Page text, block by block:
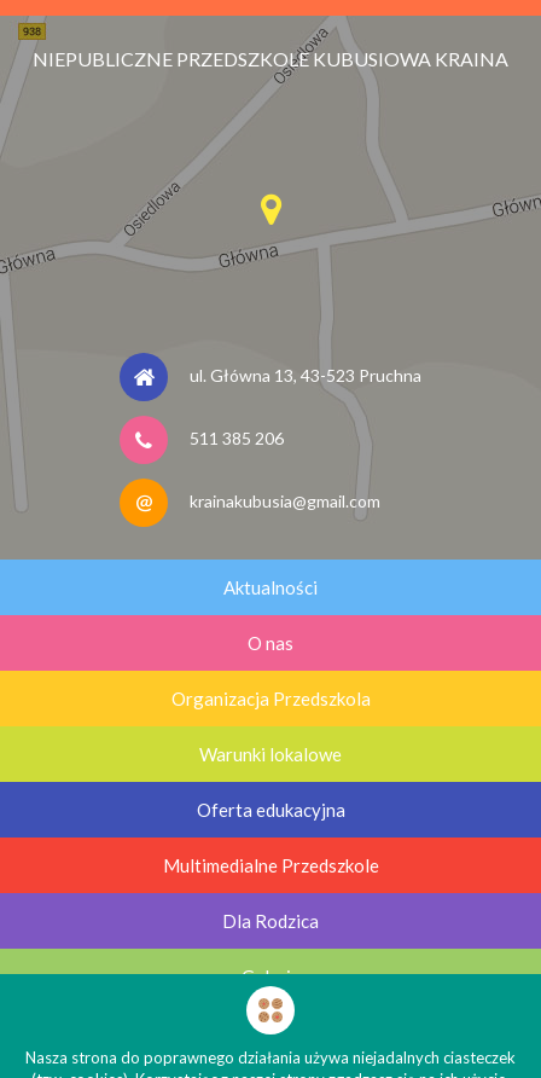
NIEPUBLICZNE PRZEDSZKOLE KUBUSIOWA KRAINA
ul. Główna 13, 43-523 Pruchna
511 385 206
krainakubusia@gmail.com
Aktualności
O nas
Organizacja Przedszkola
Warunki lokalowe
Oferta edukacyjna
Multimedialne Przedszkole
Dla Rodzica
Galerie
Kontakt
Nasza strona do poprawnego działania używa niejadalnych ciasteczek